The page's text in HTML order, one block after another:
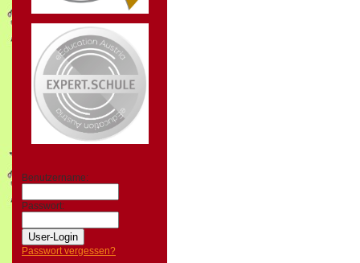
Benutzername:
Passwort:
Passwort vergessen?